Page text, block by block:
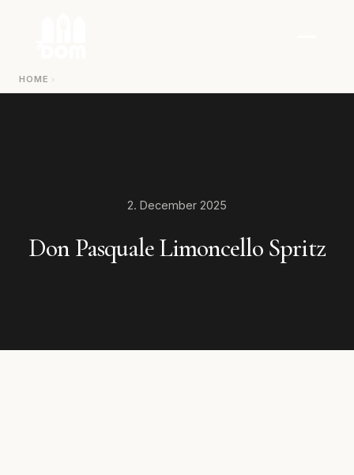
HOME
2. December 2025
Don Pasquale Limoncello Spritz